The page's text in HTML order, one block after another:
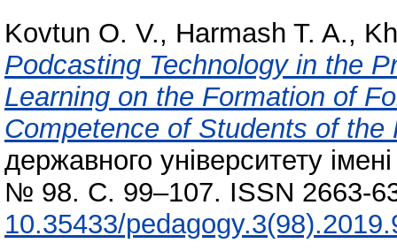
Kovtun O. V., Harmash T. A.,
Podcasting Technology in the
Learning on the Formation of
Competence of Students of the
державного університету
№ 98. С. 99–107. ISSN 2663-
10.35433/